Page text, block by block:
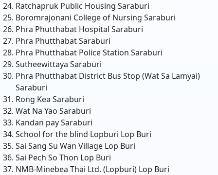
Ratchapruk Public Housing Saraburi
Boromrajonani College of Nursing Saraburi
Phra Phutthabat Hospital Saraburi
Phra PhutthabatSaraburi
Phra Phutthabat Police Station Saraburi
Sutheewittaya Saraburi
Phra Phutthabat District Bus Stop (Wat Sa Lamyai)
Saraburi
Rong Kea Saraburi
Wat Na Yao Saraburi
Kandan paySaraburi
School for the blind Lopburi Lop Buri
Sai Sang Su Wan Village Lop Buri
Sai Pech So Thon Lop Buri
NMB-Minebea Thai Ltd. (Lopburi) Lop Buri